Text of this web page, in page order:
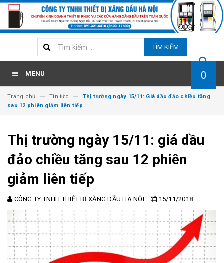
TÌM KIẾM
MENU 0
Trang chủ Tin tức
Thị trường ngày 15/11: Giá dầu đảo chiều tăng
sau 12 phiên giảm liên tiếp
Thị trường ngày 15/11: giá dầu
đảo chiều tăng sau 12 phiên
giảm liên tiếp
CÔNG TY TNHH THIẾT BỊ XĂNG DẦU HÀ NỘI 15/11/2018